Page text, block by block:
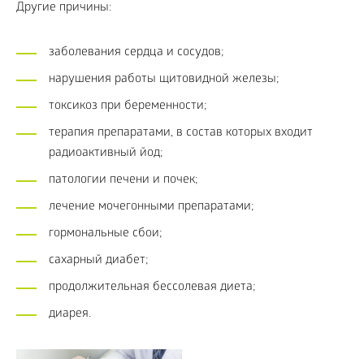
Другие причины:
заболевания сердца и сосудов;
нарушения работы щитовидной железы;
токсикоз при беременности;
терапия препаратами, в состав которых входит
радиоактивный йод;
патологии печени и почек;
лечение мочегонными препаратами;
гормональные сбои;
сахарный диабет;
продолжительная бессолевая диета;
диарея.